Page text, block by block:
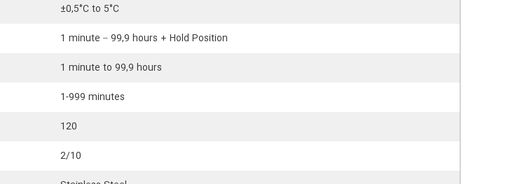
±0,5°C to 5°C
1 minute – 99,9 hours + Hold Position
1 minute to 99,9 hours
1-999 minutes
120
2/10